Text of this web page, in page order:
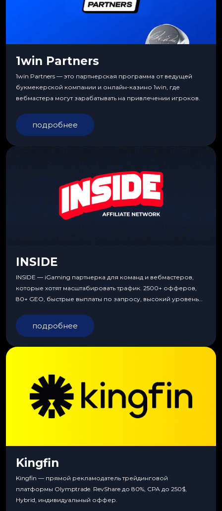
1win Partners
1win Partners — это партнерская программа от ведущей
букмекерской компании и онлайн-казино 1win, где
вебмастера могут зарабатывать на привлечении игроков.
подробнее
INSIDE
INSIDE — iGaming партнерка для команд и вебмастеров,
которые хотят масштабировать трафик. 2500+ офферов,
80+ GEO, быстрые выплаты по запросу, высокий уровень
подробнее
Kingfin
Kingfin — прямой рекламодатель трейдинговой
платформы Olymptrade. RevShare до 80%, CPA до 250$,
Hybrid, индивидуальный оффер.